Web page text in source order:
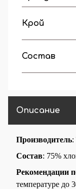
Крой
Состав
Описание
Производитель:
Состав: 75%
Рекомендации
температуре до